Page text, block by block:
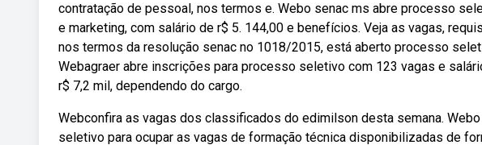
contratação de pessoal, nos termos e. Webo senac ms abre processo
e marketing, com salário de r$ 5. 144,00 e benefícios. Veja as vagas,
nos termos da resolução senac no 1018/2015, está aberto processo
Webagraer abre inscrições para processo seletivo com 123 vagas e
r$ 7,2 mil, dependendo do cargo.
Webconfira as vagas dos classificados do edimilson desta semana.
seletivo para ocupar as vagas de formação técnica disponibilizadas de